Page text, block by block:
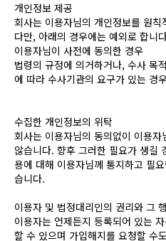
개인정보 제공
회사는 이용자님의 개인정보를 원
다만, 아래의 경우에는 예외로 합니
이용자님이 사전에 동의한 경우
법령의 규정에 의거하거나, 수사 목
에 따라 수사기관의 요구가 있는 경
수집한 개인정보의 위탁
회사는 이용자님의 동의없이 이용
않습니다. 향후 그러한 필요가 생길
용에 대해 이용자님께 통지하고 필
습니다.
이용자 및 법정대리인의 권리와 그
이용자는 언제든지 등록되어 있는
할 수 있으며 가입해지를 요청할 수